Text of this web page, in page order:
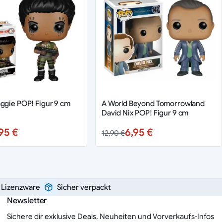
POP! Figur 9 cm
€
A World Beyond Tomorrowland
David Nix POP! Figur 9 cm
12,90 €6,95 €
Sicher verpackt
Newsletter
Sichere dir exklusive Deals, Neuheiten und Vorverkaufs-Infos